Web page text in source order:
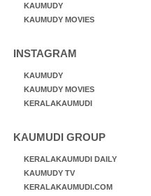
KAUMUDY
KAUMUDY MOVIES
INSTAGRAM
KAUMUDY
KAUMUDY MOVIES
KERALAKAUMUDI
KAUMUDI GROUP
KERALAKAUMUDI DAILY
KAUMUDY TV
KERALAKAUMUDI.COM